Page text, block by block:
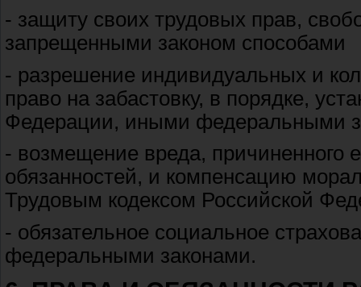
- защиту своих трудовых прав,
запрещенными законом способами
- разрешение индивидуальных и
право на забастовку, в порядке,
Федерации, иными федеральными
- возмещение вреда, причиненного
обязанностей, и компенсацию
Трудовым кодексом Российской
- обязательное социальное
федеральными законами.